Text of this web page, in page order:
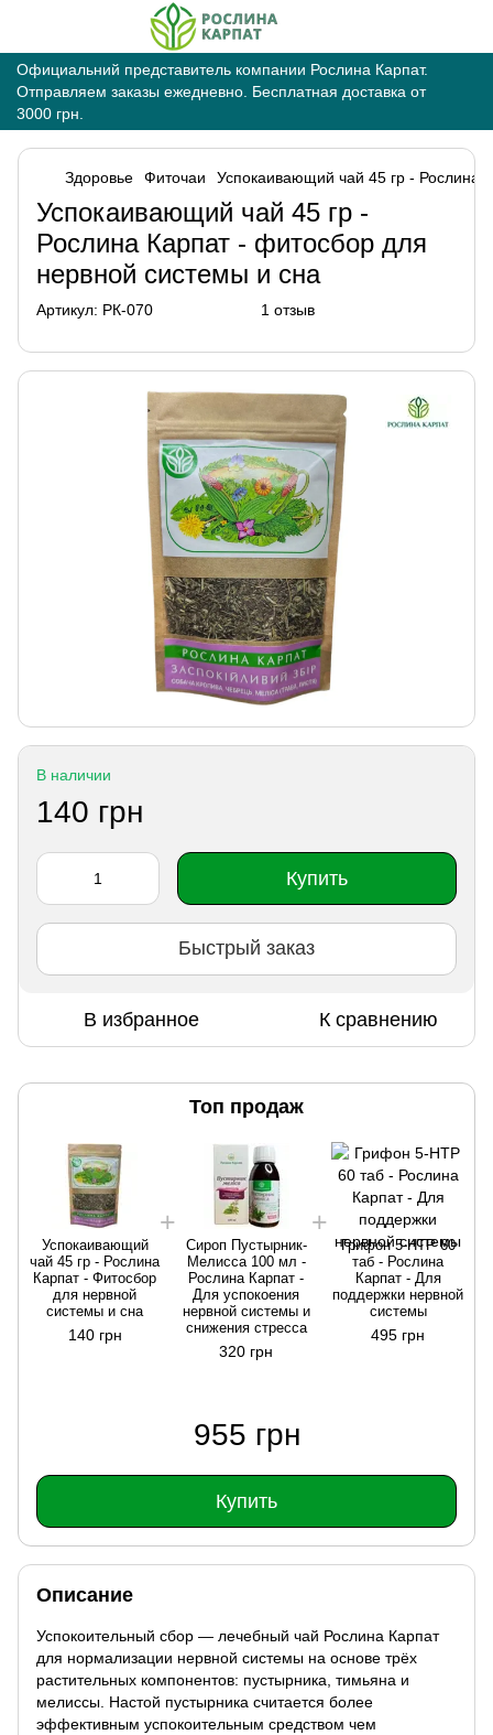
Официальний представитель компании Рослина Карпат.
Отправляем заказы ежедневно. Бесплатная доставка от
3000 грн.
Здоровье Фиточаи Успокаивающий чай 45 гр - Рослина
Успокаивающий чай 45 гр -
Рослина Карпат - фитосбор для
нервной системы и сна
Артикул: РК-070 1 отзыв
В наличии
140 грн
Купить
Быстрый заказ
В избранное К сравнению
Топ продаж
Успокаивающий
чай 45 гр - Рослина
Карпат - Фитосбор
для нервной
системы и сна
140 грн
Сироп Пустырник-
Мелисса 100 мл -
Рослина Карпат -
Для успокоения
нервной системы и
снижения стресса
320 грн
Грифон 5-HTP 60
таб - Рослина
Карпат - Для
поддержки нервной
системы
495 грн
955 грн
Купить
Описание
Успокоительный сбор — лечебный чай Рослина Карпат
для нормализации нервной системы на основе трёх
растительных компонентов: пустырника, тимьяна и
мелиссы. Настой пустырника считается более
эффективным успокоительным средством чем